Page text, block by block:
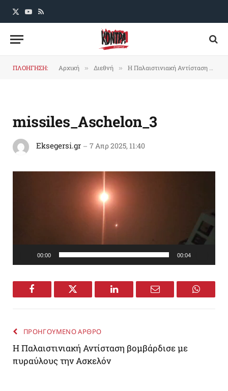
X
YouTube
RSS
ΠΛΟΗΓΗΣΗ: Αρχική » Διεθνή » Η Παλαιστινιακή Αντίσταση βομβάρδισε με πυραύλους την Ασκελόν
missiles_Aschelon_3
Eksegersi.gr 7 Απρ 2025, 11:40
00:00 00:04
Facebook Twitter LinkedIn Email
ΠΡΟΗΓΟΥΜΕΝΟ ΑΡΘΡΟ
Η Παλαιστινιακή Αντίσταση βομβάρδισε με
πυραύλους την Ασκελόν